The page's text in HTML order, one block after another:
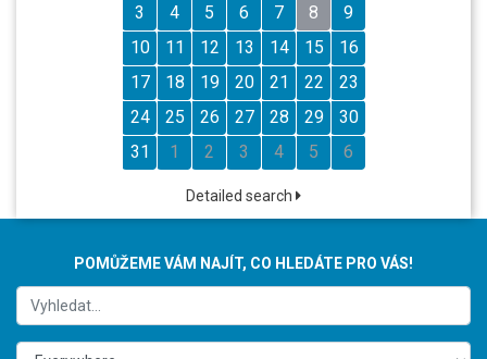
3
4 5 6 7 8
9
10
11 12 13 14 15
16
17
18 19 20 21 22
23
24
25 26 27 28 29
30
31
1 2 3 4 5 6
Detailed search
POMŮŽEME VÁM NAJÍT, CO HLEDÁTE PRO VÁS!